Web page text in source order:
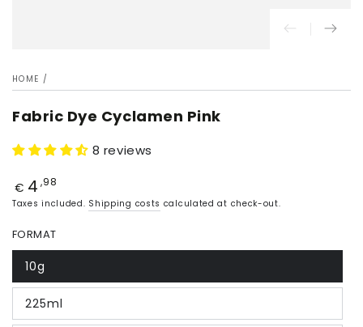
HOME /
Fabric Dye Cyclamen Pink
8 reviews
Price
€ 4 ,98
Taxes included. Shipping costs calculated at check-out.
FORMAT
10g
225ml